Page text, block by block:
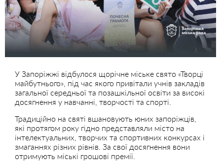
У Запоріжжі відбулося щорічне міське свято «Творці
майбутнього», під час якого привітали учнів закладів
загальної середньої та позашкільної освіти за високі
досягнення у навчанні, творчості та спорті.
Традиційно на святі вшановують юних запоріжців,
які протягом року гідно представляли місто на
інтелектуальних, творчих та спортивних конкурсах і
змаганнях різних рівнів. За свої досягнення вони
отримують міські грошові премії.